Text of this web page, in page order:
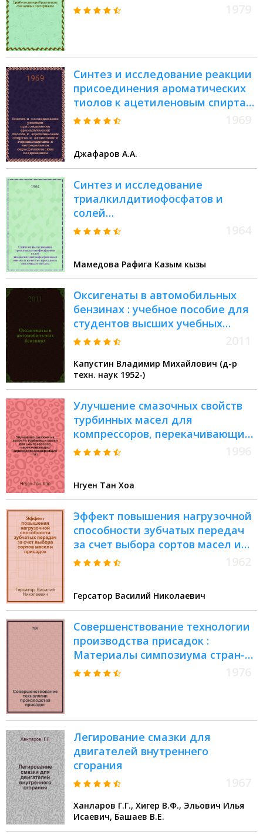
Синтез и исследование реакции
присоединения ароматических
тиолов к ацетиленовым спиртам
и алкилсилил- и
сераорганическим соединениям :
Автореф. дис. на соискание учен.
степени канд. хим. наук : (072)
Джафаров А.А.
Синтез и исследование
триалкилдитиофосфатов и
солей
диалкенилдитиофосфиновых
Автореферат дис. на соискание
ученой степени кандидата
химических наук
Мамедова Рафига Казым кызы
Оксигенаты в автомобильных
бензинах : учебное пособие для
студентов высших учебных
заведений,
химии и технологии моторных
топлив
Капустин Владимир Михайлович (д-р
техн. наук 1952-)
Улучшение смазочных свойств
турбинных масел для
компрессоров, перекачивающих
сероводородсодержащий газ :
Нгуен Тан Хоа
Эффект повышения нагрузочной
способности зубчатых передач
за счет выбора сортов масел и
присадок
Герсатор Василий Николаевич
Совершенствование технологии
производства присадок :
Материалы симпозиума стран-
членов СЭВ, Киев, 25-30 мая 1976
Легирование смазки для
двигателей внутреннего
сгорания
Ханларов Г.Г., Хигер В.Ф., Эльович Илья
Исаевич, Башаев В.Е.